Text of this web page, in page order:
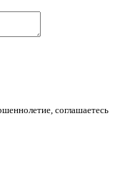
соглашаетесь